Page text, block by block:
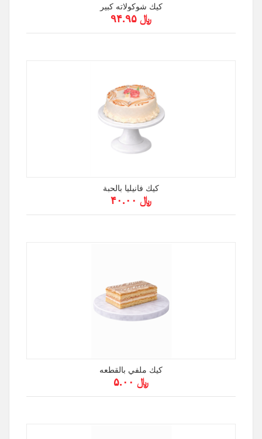
كيك شوكولاته كبير
﷼ ۹۴.۹۵
كيك فانيليا بالحبة
﷼ ۴۰.۰۰
كيك ملفي بالقطعه
﷼ ۵.۰۰